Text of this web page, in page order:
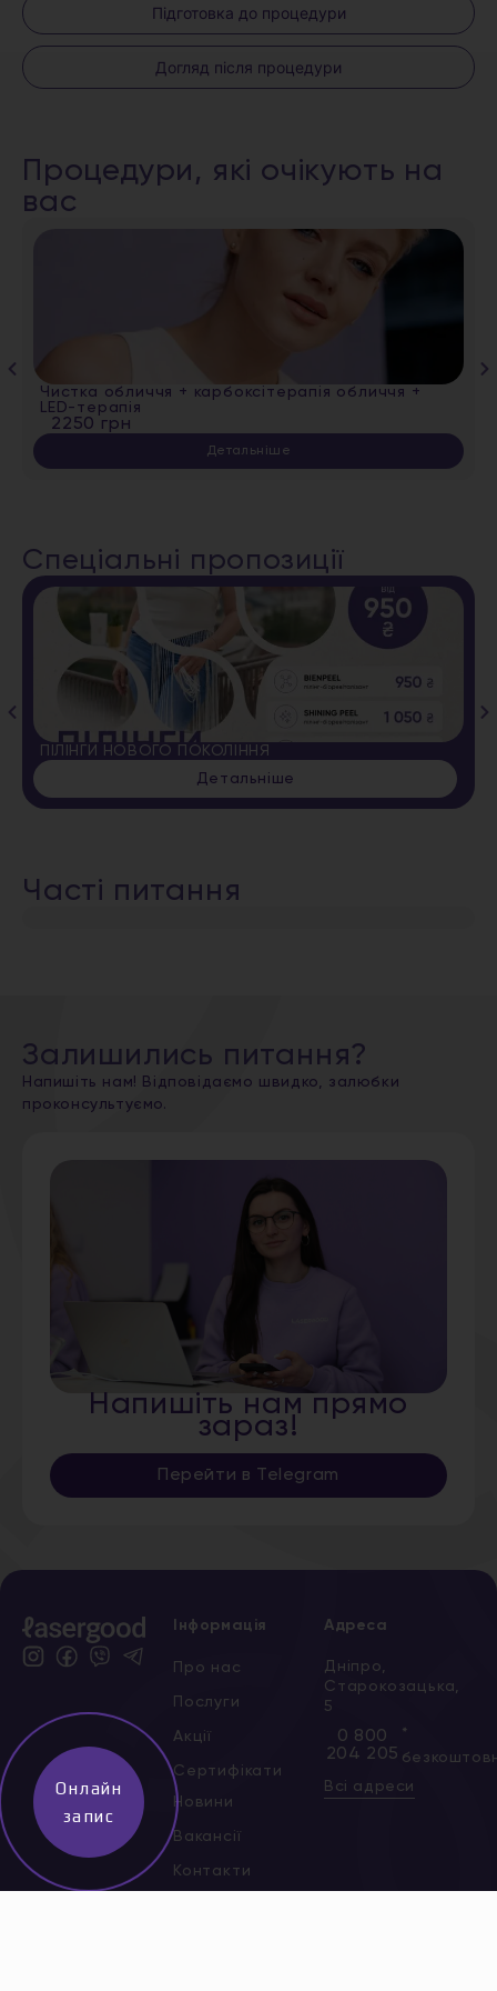
Підготовка до процедури
Догляд після процедури
Процедури, які очікують на
вас
Чистка обличчя + карбоксітерапія обличчя +
LED-терапія
2250 грн
Детальніше
Спеціальні пропозиції
ПІЛІНГИ НОВОГО ПОКОЛІННЯ
Детальніше
Часті питання
Залишились питання?
Напишіть нам! Відповідаємо швидко, залюбки
проконсультуємо.
Напишіть нам прямо
зараз!
Перейти в Telegram
Інформація
Про нас
Послуги
Акції
Сертифікати
Новини
Вакансії
Контакти
Адреса
Дніпро,
Старокозацька,
5
0 800
204 205
*
Всі адреси
Онлайн
запис